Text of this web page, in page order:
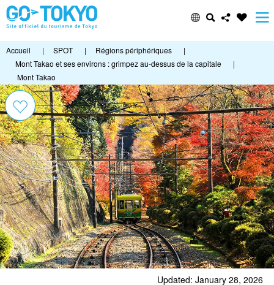
Accueil | SPOT | Régions périphériques
|
Mont Takao et ses environs : grimpez au-dessus de la capitale
|
Mont Takao
Updated: January 28, 2026